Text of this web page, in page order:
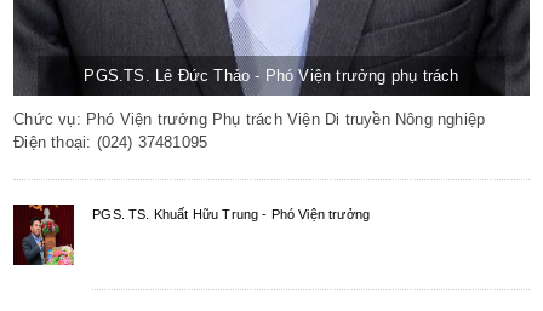
PGS.TS. Lê Đức Thảo - Phó Viện trưởng phụ trách
Chức vụ: Phó Viện trưởng Phụ trách Viện Di truyền Nông nghiệp
Điện thoại: (024) 37481095
PGS. TS. Khuất Hữu Trung - Phó Viện trưởng